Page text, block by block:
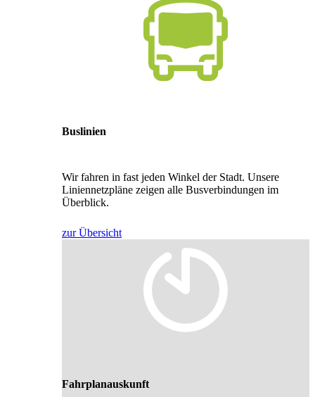
Buslinien
Wir fahren in fast jeden Winkel der Stadt. Unsere
Liniennetzpläne zeigen alle Busverbindungen im
Überblick.
zur Übersicht
Fahrplanauskunft